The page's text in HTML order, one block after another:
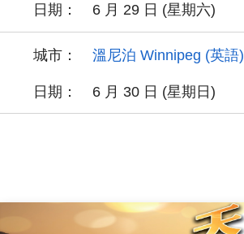
日期： 6 月 29 日 (星期六)
城市： 溫尼泊 Winnipeg (英語)
日期： 6 月 30 日 (星期日)